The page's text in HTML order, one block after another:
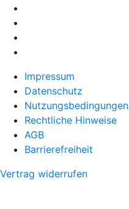
Impressum
Datenschutz
Nutzungsbedingungen
Rechtliche Hinweise
AGB
Barrierefreiheit
Vertrag widerrufen